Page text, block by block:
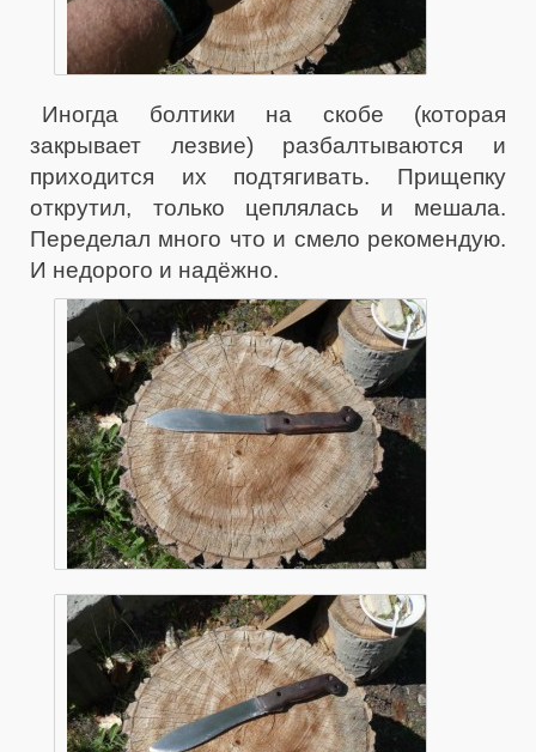
Иногда болтики на скобе (которая
закрывает лезвие) разбалтываются и
приходится их подтягивать. Прищепку
открутил, только цеплялась и мешала.
Переделал много что и смело рекомендую.
И недорого и надёжно.